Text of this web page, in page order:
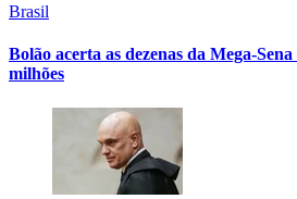
Brasil
Bolão acerta as dezenas da Mega-
milhões